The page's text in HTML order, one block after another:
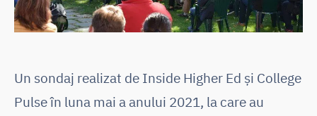
Un sondaj realizat de Inside Higher Ed și College
Pulse în luna mai a anului 2021, la care au